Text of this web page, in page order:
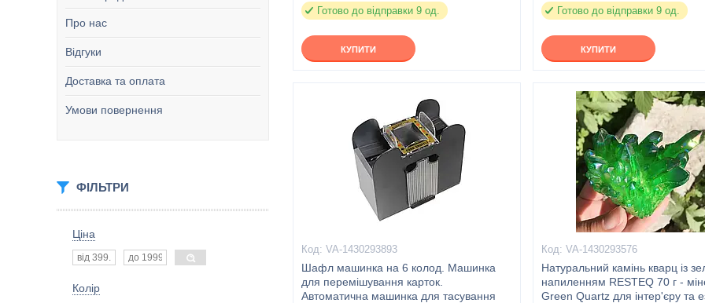
Про нас
Відгуки
Доставка та оплата
Умови повернення
ФІЛЬТРИ
Ціна
Колір
Готово до відправки 9 од.
КУПИТИ
Готово до відправки 9 од.
КУПИТИ
VA-1430293893
Шафл машинка на 6 колод. Машинка
для перемішування карток.
Автоматична машинка для тасування
VA-1430293576
Натуральний камінь кварц із
напиленням RESTEQ 70 г -
Green Quartz для інтер'єру та